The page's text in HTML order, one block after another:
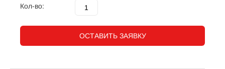
Кол-во:
ОСТАВИТЬ ЗАЯВКУ